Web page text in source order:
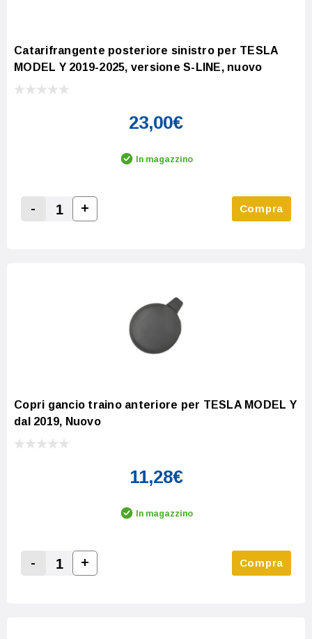
Catarifrangente posteriore sinistro per TESLA
MODEL Y 2019-2025, versione S-LINE, nuovo
23,00€
In magazzino
Decrease Quantity:
-
Increase Quantity:
+ Compra
Copri gancio traino anteriore per TESLA MODEL Y
dal 2019, Nuovo
11,28€
In magazzino
Decrease Quantity:
-
Increase Quantity:
+ Compra